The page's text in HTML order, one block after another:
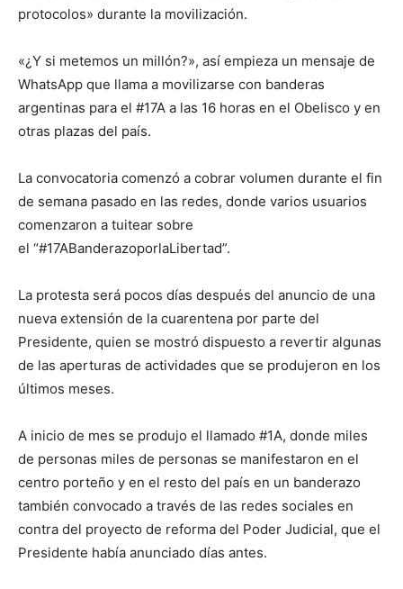
protocolos» durante la movilización.
«¿Y si metemos un millón?», así empieza un mensaje de
WhatsApp que llama a movilizarse con banderas
argentinas para el #17A a las 16 horas en el Obelisco y en
otras plazas del país.
La convocatoria comenzó a cobrar volumen durante el fin
de semana pasado en las redes, donde varios usuarios
comenzaron a tuitear sobre
el “#17ABanderazoporlaLibertad”.
La protesta será pocos días después del anuncio de una
nueva extensión de la cuarentena por parte del
Presidente, quien se mostró dispuesto a revertir algunas
de las aperturas de actividades que se produjeron en los
últimos meses.
A inicio de mes se produjo el llamado #1A, donde miles
de personas miles de personas se manifestaron en el
centro porteño y en el resto del país en un banderazo
también convocado a través de las redes sociales en
contra del proyecto de reforma del Poder Judicial, que el
Presidente había anunciado días antes.